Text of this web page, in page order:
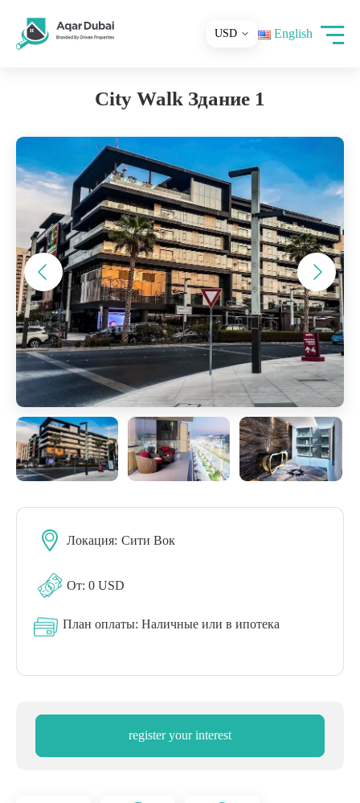
English
City Walk Здание 1
Локация: Сити Вок
От: 0 USD
План оплаты: Наличные или в ипотека
register your interest